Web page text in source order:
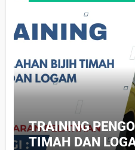
TRAINING
TIMAH DAN